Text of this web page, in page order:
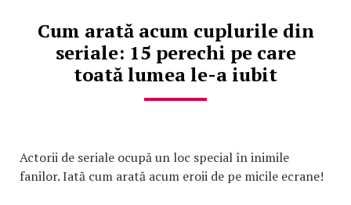
Cum arată acum cuplurile din
seriale: 15 perechi pe care
toată lumea le-a iubit
Actorii de seriale ocupă un loc special în inimile
fanilor. Iată cum arată acum eroii de pe micile ecrane!